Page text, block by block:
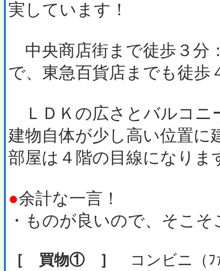
実しています！
中央商店街まで徒歩３分
で、東急百貨店までも徒歩
ＬＤＫの広さとバルコニ
建物自体が少し高い位置
部屋は４階の目線になりま
●余計な一言！
・ものが良いので、そこ
［ 買物① ］ コンビニ（ﾌ